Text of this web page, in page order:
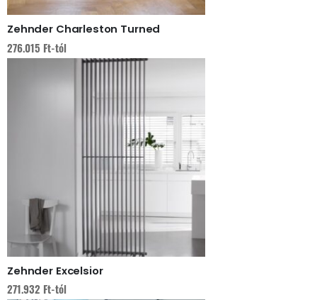
Zehnder Charleston Turned
276.015 Ft-tól
Zehnder Excelsior
271.932 Ft-tól